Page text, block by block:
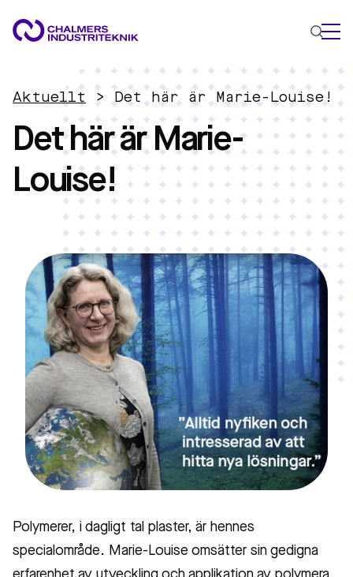
VAD VI GÖR
VÅRA EXPERTOMRÅDEN
Cirkulär ekonomi
Energi
Innovationsledning
Material
Tillämpad AI
AKTUELLT
OM OSS
KONTAKTA OSS
JOBBA HOS OSS
Aktuellt >Det här är Marie-Louise!
Det här är Marie-
Louise!
Polymerer, i dagligt tal plaster, är hennes
specialområde. Marie-Louise omsätter sin gedigna